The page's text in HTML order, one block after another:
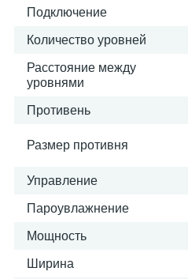
Подключение
Количество уровней
Расстояние между
уровнями
Противень
Размер противня
Управление
Пароувлажнение
Мощность
Ширина